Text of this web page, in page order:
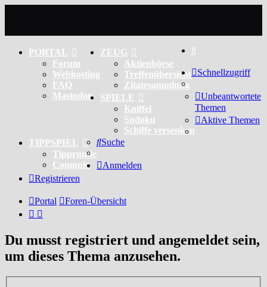
PORTAL
Forum
Webhosting
FAQ
Mastodon
ZEUG
Aktienbörse
Treffenübersicht
Zitatesammlung
SPIELE
Kniffel
Sudoku
Schiffe versenken
TIPPSPIEL
Tipprunde
Comunio
Schnellzugriff
Unbeantwortete
Themen
Aktive Themen
Suche
Anmelden
Registrieren
Portal Foren-Übersicht
Du musst registriert und angemeldet sein,
um dieses Thema anzusehen.